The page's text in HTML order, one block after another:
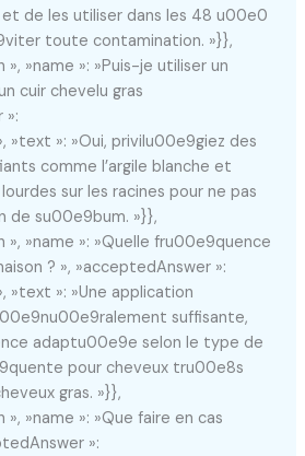
et de les utiliser dans les 48 u00e0
toute contamination. »}},
»name »: »Puis-je utiliser un
cuir chevelu gras
»:
»text »: »Oui, privilu00e9giez des
comme l’argile blanche et
sur les racines pour ne pas
de su00e9bum. »}},
», »name »: »Quelle fru00e9quence
? », »acceptedAnswer »:
»text »: »Une application
suffisante,
adaptu00e9e selon le type de
pour cheveux tru00e8s
gras. »}},
»name »: »Que faire en cas
»: